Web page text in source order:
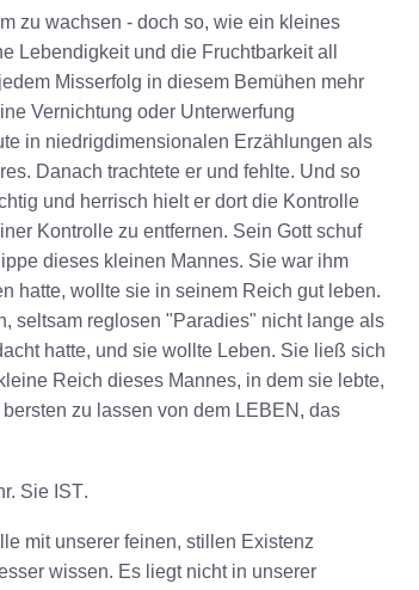
zu wachsen - doch so, wie ein kleines
Lebendigkeit und die Fruchtbarkeit all
Misserfolg in diesem Bemühen mehr
Vernichtung oder Unterwerfung
in niedrigdimensionalen Erzählungen als
Danach trachtete er und fehlte. Und so
und herrisch hielt er dort die Kontrolle
Kontrolle zu entfernen. Sein Gott schuf
dieses kleinen Mannes. Sie war ihm
hatte, wollte sie in seinem Reich gut leben.
seltsam reglosen "Paradies" nicht lange als
hatte, und sie wollte Leben. Sie ließ sich
Reich dieses Mannes, in dem sie lebte,
zu lassen von dem LEBEN, das
Sie IST.
mit unserer feinen, stillen Existenz
wissen. Es liegt nicht in unserer